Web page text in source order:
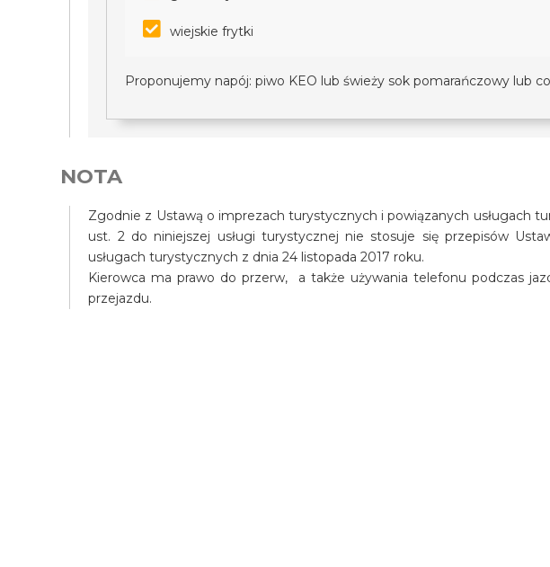
wiejskie frytki
Proponujemy napój: piwo KEO lub świeży sok pomarańczowy lub
NOTA
Zgodnie z Ustawą o imprezach turystycznych i powiązanych usługach
ust. 2 do niniejszej usługi turystycznej nie stosuje się przepisów
usługach turystycznych z dnia 24 listopada 2017 roku.
Kierowca ma prawo do przerw, a także używania telefonu podczas
przejazdu.